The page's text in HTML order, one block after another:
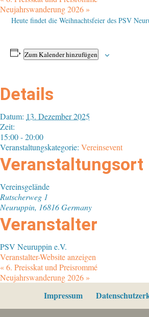
Neujahrswanderung 2026 »
Heute findet die Weihnachtsfeier des PSV
Zum Kalender hinzufügen
Details
Datum: 13. Dezember 2025
Zeit:
15:00 - 20:00
Veranstaltungskategorie: Vereinsevent
Veranstaltungsort
Vereinsgelände
Rutscherweg 1
Neuruppin, 16816Germany
Veranstalter
PSV Neuruppin e.V.
Veranstalter-Website anzeigen
«6. Preisskat und Preisrommé
Neujahrswanderung 2026 »
Impressum